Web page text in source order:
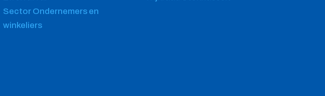
Sector Ondernemers en
winkeliers